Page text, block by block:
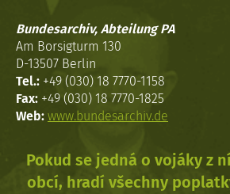
Bundesarchiv, Abteilung PA
Am Borsigturm 130
D-13507 Berlin
Tel.: +49 (030) 18 7770-1158
Fax: +49 (030) 18 7770-1825
Web: www.bundesarchiv.de
Pokud se jedná o vojáky z
obcí, hradí všechny